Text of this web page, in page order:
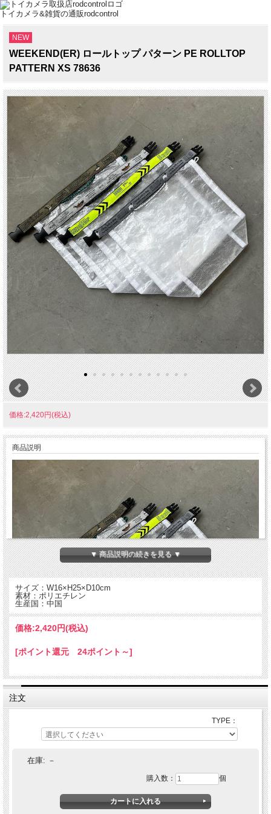
トイカメラ&雑貨の通販rodcontrol
NEW
WEEKEND(ER) ロールトップ パターン PE ROLLTOP
PATTERN XS 78636
価格:2,420円(税込)
商品説明
水に強い、軽い、汚れが付着しずらい、付着しても拭いて取れる。
アウトドアに適したポリエチレン素材を使用した、適度に中身が透ける収納バッ
▼ 商品説明の続きを見る ▼
サイズ：W16×H25×D10cm
素材：ポリエチレン
生産国：中国
価格:2,420円(税込)
[ポイント還元 24ポイント～]
注文
TYPE：
在庫: －
購入数： 個